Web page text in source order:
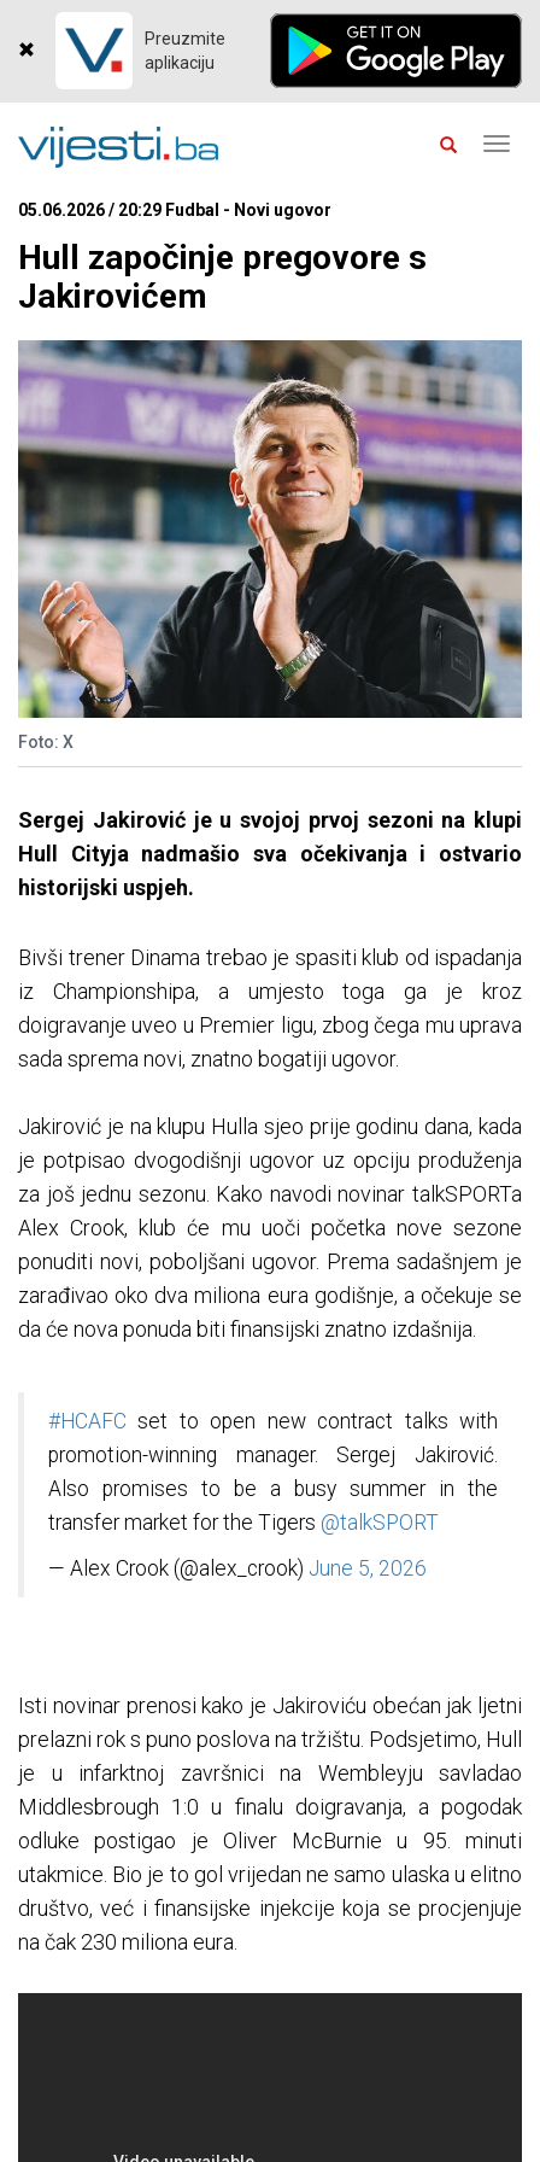
Preuzmite
aplikaciju
05.06.2026 / 20:29 Fudbal - Novi ugovor
Hull započinje pregovore s
Jakirovićem
Foto: X
Sergej Jakirović je u svojoj prvoj sezoni na klupi
Hull Cityja nadmašio sva očekivanja i ostvario
historijski uspjeh.
Bivši trener Dinama trebao je spasiti klub od ispadanja
iz Championshipa, a umjesto toga ga je kroz
doigravanje uveo u Premier ligu, zbog čega mu uprava
sada sprema novi, znatno bogatiji ugovor.
Jakirović je na klupu Hulla sjeo prije godinu dana, kada
je potpisao dvogodišnji ugovor uz opciju produženja
za još jednu sezonu. Kako navodi novinar talkSPORTa
Alex Crook, klub će mu uoči početka nove sezone
ponuditi novi, poboljšani ugovor. Prema sadašnjem je
zarađivao oko dva miliona eura godišnje, a očekuje se
da će nova ponuda biti finansijski znatno izdašnija.
#HCAFC set to open new contract talks with
promotion-winning manager. Sergej Jakirović.
Also promises to be a busy summer in the
transfer market for the Tigers @talkSPORT
— Alex Crook (@alex_crook) June 5, 2026
Isti novinar prenosi kako je Jakiroviću obećan jak ljetni
prelazni rok s puno poslova na tržištu. Podsjetimo, Hull
je u infarktnoj završnici na Wembleyju savladao
Middlesbrough 1:0 u finalu doigravanja, a pogodak
odluke postigao je Oliver McBurnie u 95. minuti
utakmice. Bio je to gol vrijedan ne samo ulaska u elitno
društvo, već i finansijske injekcije koja se procjenjuje
na čak 230 miliona eura.